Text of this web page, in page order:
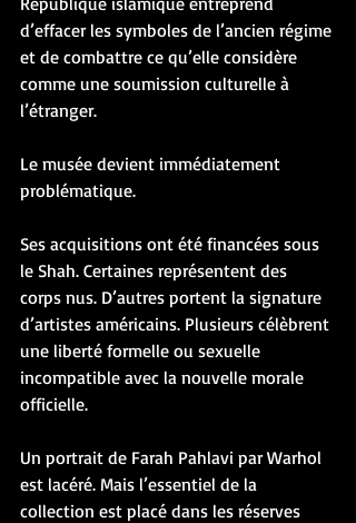
d’effacer les symboles de l’ancien régime
et de combattre ce qu’elle considère
comme une soumission culturelle à
l’étranger.
Le musée devient immédiatement
problématique.
Ses acquisitions ont été financées sous
le Shah. Certaines représentent des
corps nus. D’autres portent la signature
d’artistes américains. Plusieurs célèbrent
une liberté formelle ou sexuelle
incompatible avec la nouvelle morale
officielle.
Un portrait de Farah Pahlavi par Warhol
est lacéré. Mais l’essentiel de la
collection est placé dans les réserves